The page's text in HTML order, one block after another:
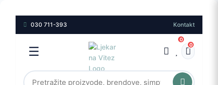
030 711-393 Kontakt
☰
0
0